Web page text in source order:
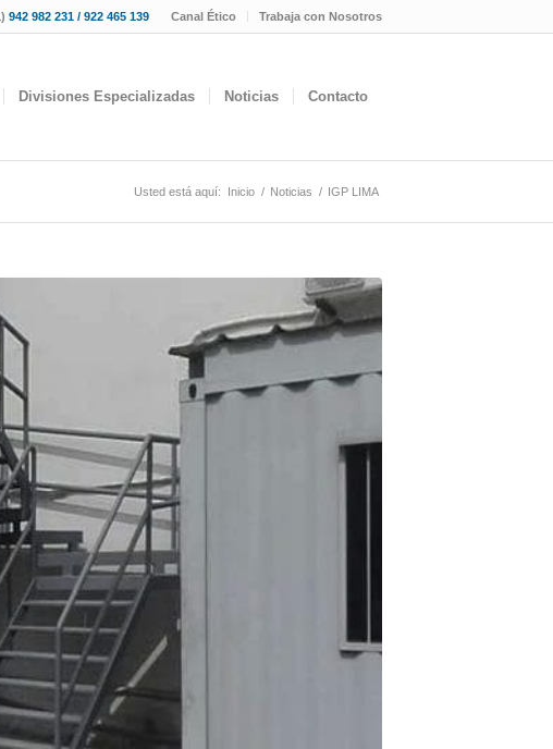
Canal Ético Trabaja con Nosotros
942 982 231 / 922 465 139
Divisiones Especializadas Noticias Contacto
Usted está aquí: Inicio / Noticias / IGP LIMA